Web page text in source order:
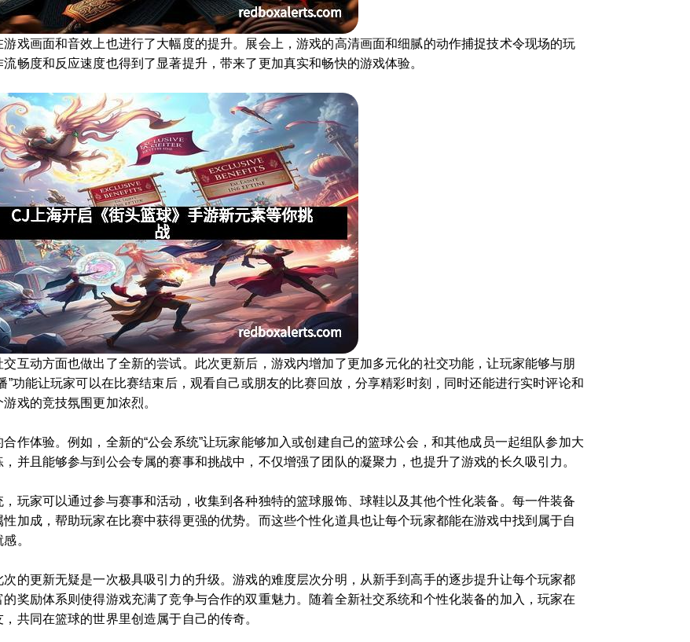
戏画面和音效上也进行了大幅度的提升。展会上，游戏的高清画面和细腻的动作捕捉技术令现场的玩
畅度和反应速度也得到了显著提升，带来了更加真实和畅快的游戏体验。
互动方面也做出了全新的尝试。此次更新后，游戏内增加了更加多元化的社交功能，让玩家能够与朋
”功能让玩家可以在比赛结束后，观看自己或朋友的比赛回放，分享精彩时刻，同时还能进行实时评论和
戏的竞技氛围更加浓烈。
作体验。例如，全新的“公会系统”让玩家能够加入或创建自己的篮球公会，和其他成员一起组队参加大
并且能够参与到公会专属的赛事和挑战中，不仅增强了团队的凝聚力，也提升了游戏的长久吸引力。
玩家可以通过参与赛事和活动，收集到各种独特的篮球服饰、球鞋以及其他个性化装备。每一件装备
加成，帮助玩家在比赛中获得更强的优势。而这些个性化道具也让每个玩家都能在游戏中找到属于自
。
的更新无疑是一次极具吸引力的升级。游戏的难度层次分明，从新手到高手的逐步提升让每个玩家都
奖励体系则使得游戏充满了竞争与合作的双重魅力。随着全新社交系统和个性化装备的加入，玩家在
共同在篮球的世界里创造属于自己的传奇。